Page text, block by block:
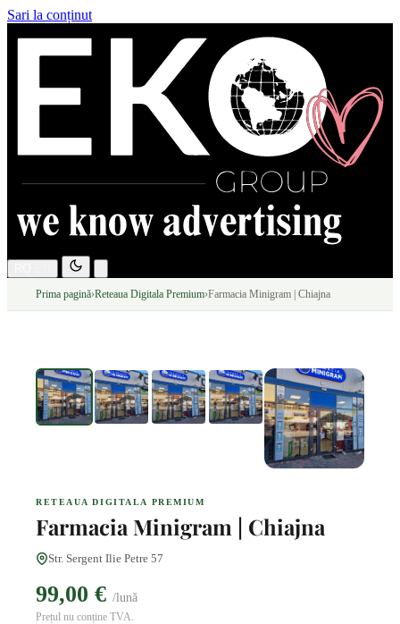
Sari la conținut
Prima pagină› Reteaua Digitala Premium› Farmacia Minigram | Chiajna
RETEAUA DIGITALA PREMIUM
Farmacia Minigram | Chiajna
Str. Sergent Ilie Petre 57
99,00 € /lună
Prețul nu conține TVA.